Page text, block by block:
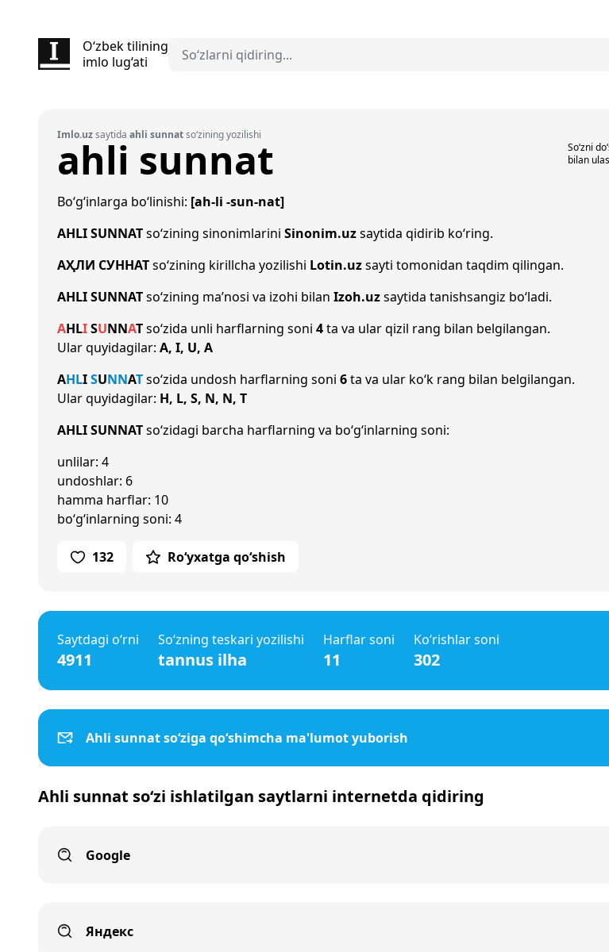
O‘zbek tilining
imlo lug‘ati
Imlo.uzsaytida ahli sunnatso‘zining yozilishi
ahli sunnat
So‘zni
bilan
Bo‘g‘inlarga bo‘linishi: [ah-li -sun-nat]
AHLI SUNNATso‘zining sinonimlarini Sinonim.uzsaytida qidirib ko‘ring.
АҲЛИ СУННАТso‘zining kirillcha yozilishi Lotin.uzsayti tomonidan taqdim qilingan.
AHLI SUNNATso‘zining ma’nosi va izohi bilan Izoh.uzsaytida tanishsangiz bo‘ladi.
AHLISUNNATso‘zida unli harflarning soni 4ta va ular qizil rang bilan belgilangan.
Ular quyidagilar: A, I, U, A
AHLISUNNATso‘zida undosh harflarning soni 6ta va ular ko‘k rang bilan belgilangan.
Ular quyidagilar: H, L, S, N, N, T
AHLI SUNNATso‘zidagi barcha harflarning va bo‘g‘inlarning soni:
unlilar: 4
undoshlar: 6
hamma harflar: 10
bo‘g‘inlarning soni: 4
132 Ro‘yxatga qo‘shish
Saytdagi o‘rni
4911
So‘zning teskari yozilishi
tannus ilha
Harflar soni
11
Ko‘rishlar soni
302
Ahli sunnat so‘ziga qo‘shimcha ma'lumot yuborish
Ahli sunnat so‘zi ishlatilgan saytlarni internetda qidiring
Google
Яндекс